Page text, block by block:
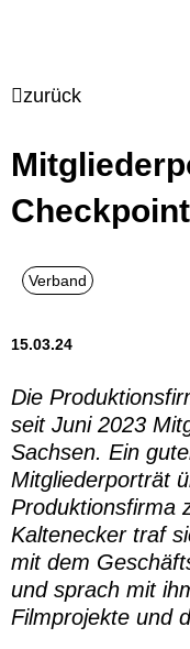
zurück
15.03.24
Die
seit Juni 2023
Sachsen. Ein
Mitgliederporträt
Produktionsfirma
Kaltenecker traf
mit dem
und sprach mit
Filmprojekte und